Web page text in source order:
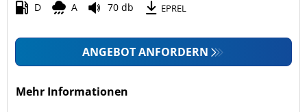
D A 70 db EPREL
ANGEBOT ANFORDERN
Mehr Informationen